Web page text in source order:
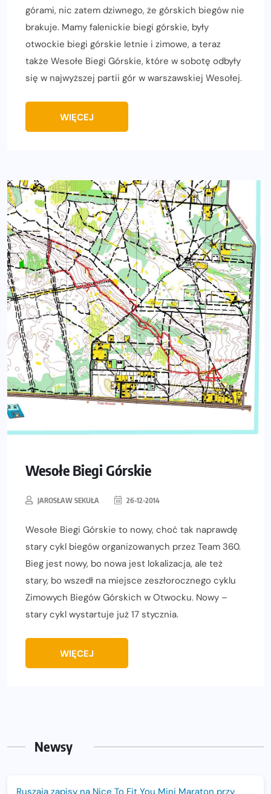
górami, nic zatem dziwnego, że górskich biegów nie
brakuje. Mamy falenickie biegi górskie, były
otwockie biegi górskie letnie i zimowe, a teraz
także Wesołe Biegi Górskie, które w sobotę odbyły
się w najwyższej partii gór w warszawskiej Wesołej.
WIĘCEJ
Wesołe Biegi Górskie
JAROSŁAW SEKUŁA 26-12-2014
Wesołe Biegi Górskie to nowy, choć tak naprawdę
stary cykl biegów organizowanych przez Team 360.
Bieg jest nowy, bo nowa jest lokalizacja, ale też
stary, bo wszedł na miejsce zeszłorocznego cyklu
Zimowych Biegów Górskich w Otwocku. Nowy –
stary cykl wystartuje już 17 stycznia.
WIĘCEJ
Newsy